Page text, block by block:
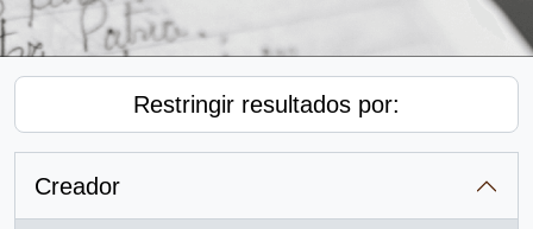
Restringir resultados por:
Creador